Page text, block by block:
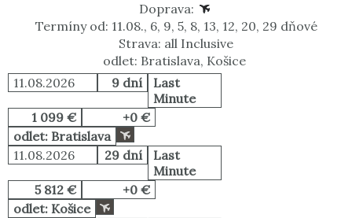
Doprava:
Termíny od: 11.08., 6, 9, 5, 8, 13, 12, 20, 29 dňové
Strava: all Inclusive
odlet: Bratislava, Košice
11.08.2026
9 dní
Last
Minute
1 099 €
+0 €
odlet: Bratislava
11.08.2026
29 dní
Last
Minute
5 812 €
+0 €
odlet: Košice